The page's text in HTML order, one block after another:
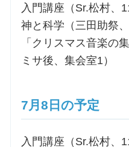
入門講座（Sr.松村、
神と科学（三田助祭
「クリスマス音楽の
ミサ後、集会室1）
7月8日の予定
入門講座（Sr.松村、